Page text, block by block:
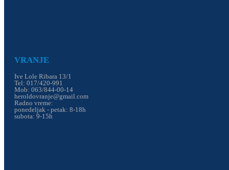
VRANJE
Ive Lole Ribara 13/1
Tel: 017/420-991
Mob: 063/844-00-14
heroldovranje@gmail.com
Radno vreme:
ponedeljak - petak: 8-18h
subota: 9-15h